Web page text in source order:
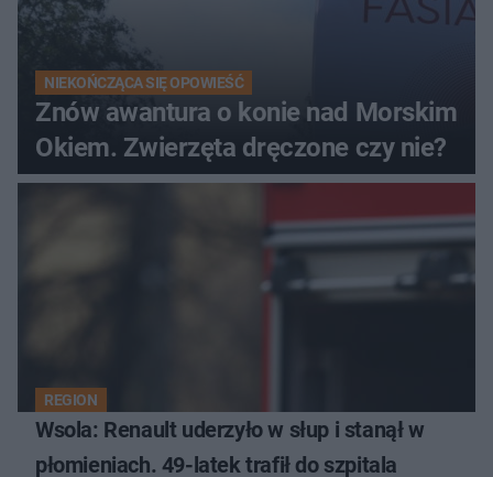
NIEKOŃCZĄCA SIĘ OPOWIEŚĆ
Znów awantura o konie nad Morskim
Okiem. Zwierzęta dręczone czy nie?
REGION
Wsola: Renault uderzyło w słup i stanął w
płomieniach. 49-latek trafił do szpitala